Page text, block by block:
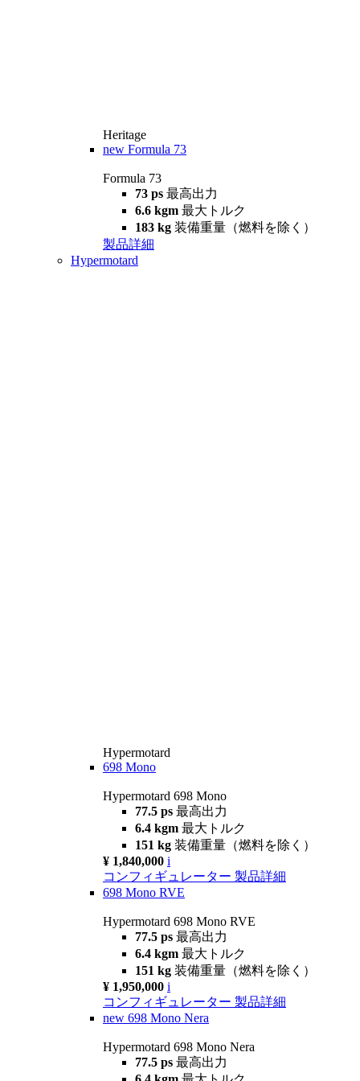
Heritage
new Formula 73
Formula 73
73 ps 最高出力
6.6 kgm 最大トルク
183 kg 装備重量（燃料を除く）
製品詳細
Hypermotard
Hypermotard
698 Mono
Hypermotard 698 Mono
77.5 ps 最高出力
6.4 kgm 最大トルク
151 kg 装備重量（燃料を除く）
¥ 1,840,000 i
コンフィギュレーター 製品詳細
698 Mono RVE
Hypermotard 698 Mono RVE
77.5 ps 最高出力
6.4 kgm 最大トルク
151 kg 装備重量（燃料を除く）
¥ 1,950,000 i
コンフィギュレーター 製品詳細
new 698 Mono Nera
Hypermotard 698 Mono Nera
77.5 ps 最高出力